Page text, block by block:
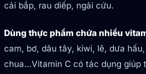
cải bắp, rau diếp, ngải cứu.
Dùng thực phẩm chứa nhiều
cam, bơ, dâu tây, kiwi, lê, dưa
chua…Vitamin C có tác dụng giúp